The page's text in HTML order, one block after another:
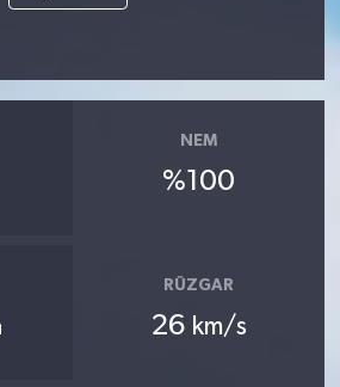
NEM
%100
RÜZGAR
26 km/s